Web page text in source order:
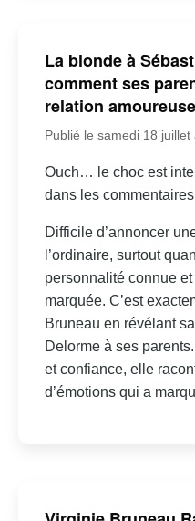
La blonde à
comment ses
relation amoureuse
Publié le samedi 18 juillet
Ouch… le choc est
dans les commentaires
Difficile d’annoncer
l’ordinaire, surtout
personnalité connue
marquée. C’est
Bruneau en révélant
Delorme à ses
et confiance, elle
d’émotions qui a